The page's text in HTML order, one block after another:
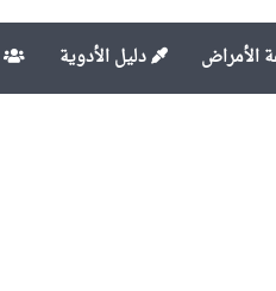
الأمراض دليل الأدوية